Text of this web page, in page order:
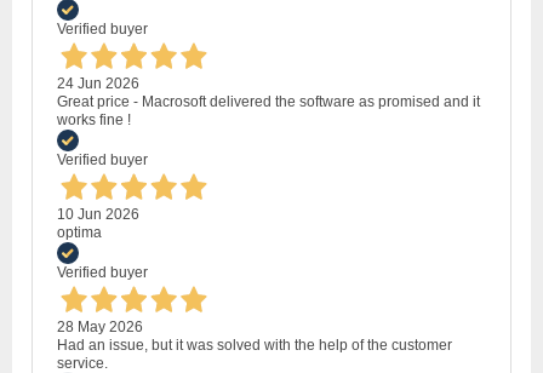
Verified buyer
24 Jun 2026
Great price - Macrosoft delivered the software as promised and it
works fine !
Verified buyer
10 Jun 2026
optima
Verified buyer
28 May 2026
Had an issue, but it was solved with the help of the customer
service.